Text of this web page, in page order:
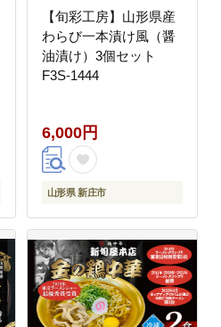
【旬彩工房】山形県産
わらび一本漬け風（醤
油漬け）3個セット
F3S-1444
6,000円
山形県 新庄市